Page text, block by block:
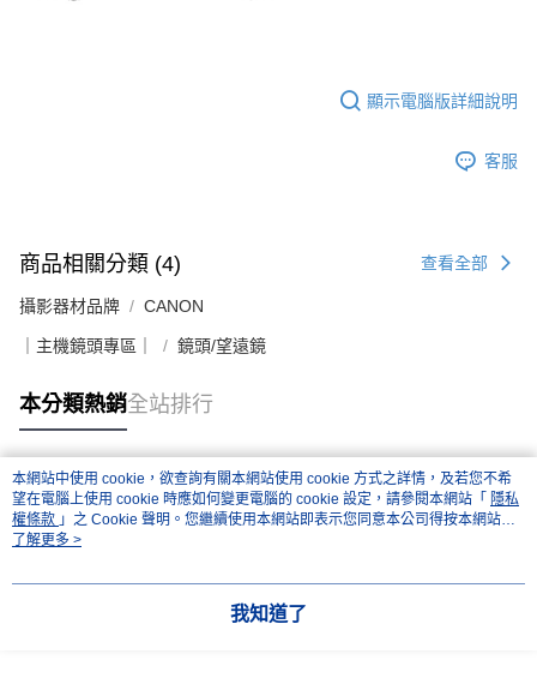
顯示電腦版詳細說明
客服
商品相關分類 (4) 查看全部
攝影器材品牌 CANON
｜主機鏡頭專區｜ 鏡頭/望遠鏡
本分類熱銷全站排行
熱門標籤
本網站中使用 cookie，欲查詢有關本網站使用 cookie 方式之詳情，及若您不希
望在電腦上使用 cookie 時應如何變更電腦的 cookie 設定，請參閱本網站「 隱私
權條款 」之 Cookie 聲明。您繼續使用本網站即表示您同意本公司得按本網站使
用條款之 Cookie 聲明使用 cookie。
了解更多 >
我知道了